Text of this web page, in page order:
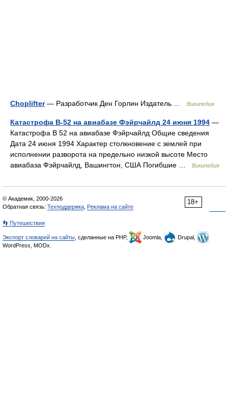
Choplifter— Разработчик Ден Горлин Издатель … Википедия
Катастрофа B-52 на авиабазе Фэйрчайлд 24 июня 1994 —
Катастрофа B 52 на авиабазе Фэйрчайлд Общие сведения
Дата 24 июня 1994 Характер столкновение с землей при
исполнении разворота на предельно низкой высоте Место
авиабаза Фэйрчайлд, Вашингтон, США Погибшие …
Википедия
18+
© Академик, 2000-2026
Обратная связь: Техподдержка Реклама на сайте
👣 Путешествия
Экспорт словарей на сайты , сделанные на PHP, Joomla,
Drupal,
WordPress, MODx.